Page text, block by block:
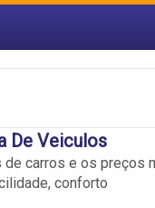
De Veiculos
carros e os preços
conforto